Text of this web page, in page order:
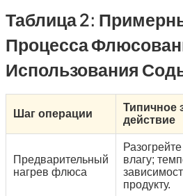
Таблица 2:
Процесса
Использования
Шаг операции
Типичное
действие
Предварительный
нагрев флюса
влагу;
продукту.